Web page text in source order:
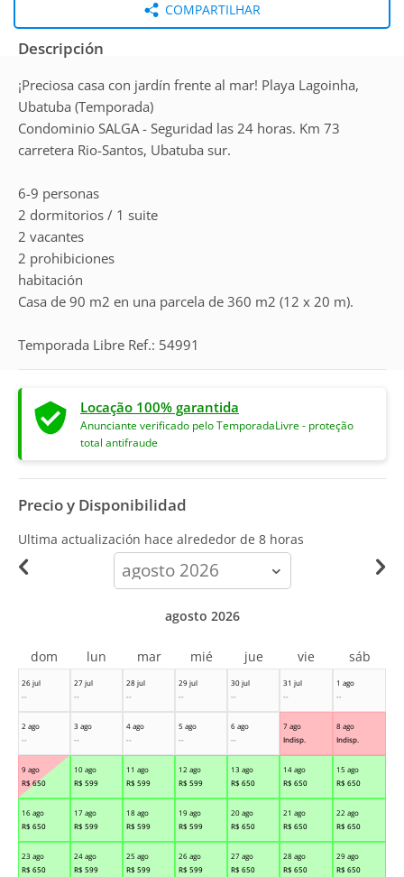
COMPARTILHAR
Descripción
¡Preciosa casa con jardín frente al mar! Playa Lagoinha,
Ubatuba (Temporada)
Condominio SALGA - Seguridad las 24 horas. Km 73
carretera Rio-Santos, Ubatuba sur.
6-9 personas
2 dormitorios / 1 suite
2 vacantes
2 prohibiciones
habitación
Casa de 90 m2 en una parcela de 360 m2 (12 x 20 m).
Temporada Libre Ref.: 54991
Locação 100% garantida
Anunciante verificado pelo TemporadaLivre - proteção
total antifraude
Precio y Disponibilidad
Ultima actualización hace alrededor de 8 horas
calendar-
month
26 jul
--
27 jul
--
28 jul
--
29 jul
--
30 jul
--
31 jul
--
1 ago
--
2 ago
--
3 ago
--
4 ago
--
5 ago
--
6 ago
--
7 ago
Indisp.
8 ago
Indisp.
9 ago
R$ 650
10 ago
R$ 599
11 ago
R$ 599
12 ago
R$ 599
13 ago
R$ 650
14 ago
R$ 650
15 ago
R$ 650
16 ago
R$ 650
17 ago
R$ 599
18 ago
R$ 599
19 ago
R$ 599
20 ago
R$ 650
21 ago
R$ 650
22 ago
R$ 650
23 ago
R$ 650
24 ago
R$ 599
25 ago
R$ 599
26 ago
R$ 599
27 ago
R$ 650
28 ago
R$ 650
29 ago
R$ 650
agosto 2026
dom lun mar mié jue vie sáb